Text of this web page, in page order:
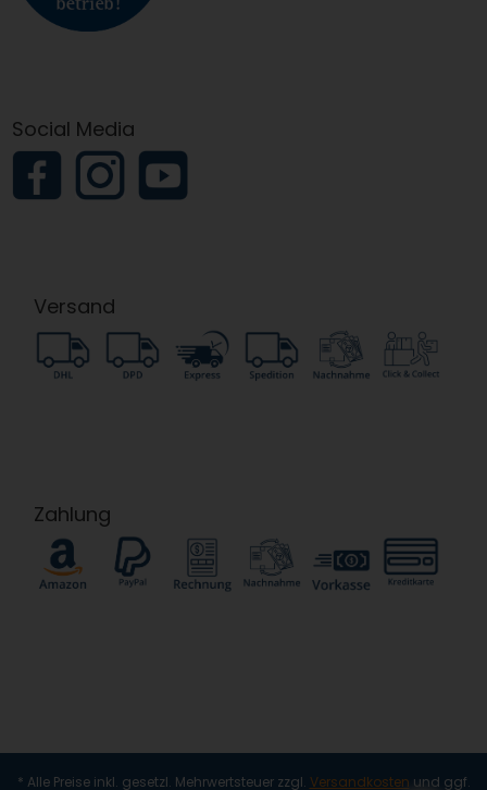
Social Media
Versand
Zahlung
* Alle Preise inkl. gesetzl. Mehrwertsteuer zzgl. Versandkosten und ggf.